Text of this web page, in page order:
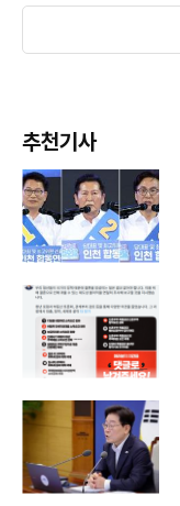
추천기사